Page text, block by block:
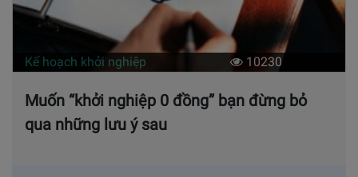
Kế hoạch khởi nghiệp 10230
Muốn “khởi nghiệp 0 đồng” bạn đừng bỏ
qua những lưu ý sau